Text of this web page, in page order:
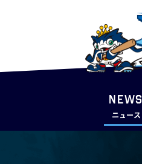
NEWS
ニュース